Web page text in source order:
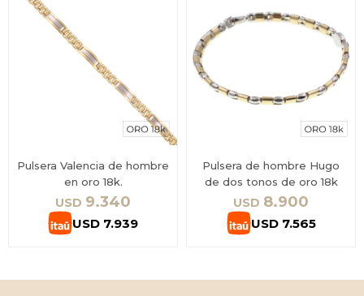
Pulsera Valencia de hombre
en oro 18k.
USD 9.340
USD 7.939
Pulsera de hombre Hugo
de dos tonos de oro 18k
USD 8.900
USD 7.565